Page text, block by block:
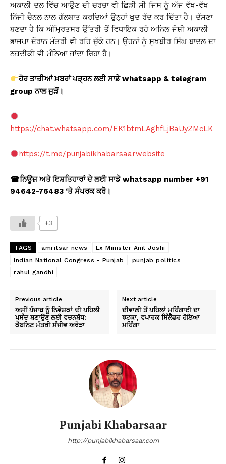
ਅਕਾਲੀ ਦਲ ਵਿੱਚ ਆਉਣ ਦੀ ਚਰਚਾ ਵੀ ਛਿੜੀ ਸੀ ਜਿਸ ਨੂੰ ਅੱਜ ਵੱਖ-ਵੱਖ
ਨਿੱਜੀ ਚੈਨਲ ਨਾਲ ਗੱਲਬਾਤ ਕਰਦਿਆਂ ਉਨ੍ਹਾਂ ਖੁਦ ਰੱਦ ਕਰ ਦਿੱਤਾ ਹੈ। ਦੱਸਣਾ
ਬਣਦਾ ਹੈ ਕਿ ਅੰਮ੍ਰਿਤਸਰ ਉੱਤਰੀ ਤੋਂ ਵਿਧਾਇਕ ਰਹੇ ਅਨਿਲ ਜੋਸ਼ੀ ਅਕਾਲੀ
ਭਾਜਪਾ ਦੌਰਾਨ ਮੰਤਰੀ ਵੀ ਰਹਿ ਚੁੱਕੇ ਹਨ। ਉਹਨਾਂ ਨੂੰ ਸੁਖਬੀਰ ਸਿੰਘ ਬਾਦਲ ਦਾ
ਨਜ਼ਦੀਕੀ ਵੀ ਮੰਨਿਆ ਜਾਂਦਾ ਰਿਹਾ ਹੈ।
ਹੋਰ ਤਾਜ਼ੀਆਂ ਖ਼ਬਰਾਂ ਪੜ੍ਹਨ ਲਈ ਸਾਡੇ whatsapp & telegram
groupਨਾਲ ਜੁੜੋਂ।
https://chat.whatsapp.com/EK1btmLAghfLjBaUyZMcLK
https://t.me/punjabikhabarsaarwebsite
☎ਨਿਊਜ਼ ਅਤੇ ਇਸ਼ਤਿਹਾਰਾਂ ਦੇ ਲਈ ਸਾਡੇ whatsapp number +91
94642-76483 ‘ਤੇ ਸੰਪਰਕ ਕਰੋ।
+3
TAGS amritsar news
Ex Minister Anil Joshi
Indian National Congress - Punjab
punjab politics
rahul gandhi
Previous article
ਅਸੀਂ ਪੰਜਾਬ ਨੂੰ ਨਿਵੇਸ਼ਕਾਂ ਦੀ ਪਹਿਲੀ
ਪਸੰਦ ਬਣਾਉਣ ਲਈ ਵਚਨਬੱਧ:
ਕੈਬਨਿਟ ਮੰਤਰੀ ਸੰਜੀਵ ਅਰੋੜਾ
Next article
ਦੀਵਾਲੀ ਤੋਂ ਪਹਿਲਾਂ ਮਹਿੰਗਾਈ ਦਾ
ਝਟਕਾ, ਵਪਾਰਕ ਸਿੰਲੈਡਰ ਹੋਇਆ
ਮਹਿੰਗਾ
Punjabi Khabarsaar
http://punjabikhabarsaar.com